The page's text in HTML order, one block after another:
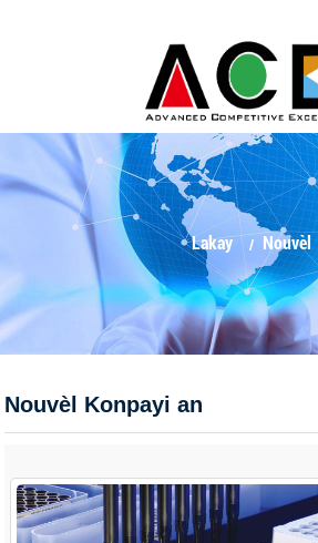
Lakay Nouvèl
Nouvèl Konpayi an